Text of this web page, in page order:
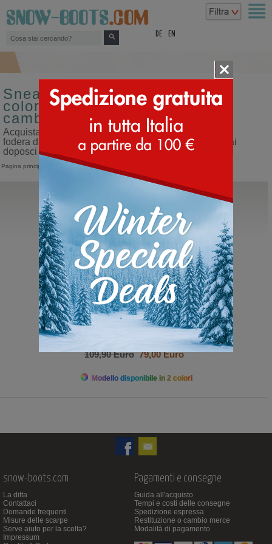
DE EN
Sneakers sportive da uomo
colore antracite fodera di
cambrelle in offerta
Acquista sneakers sportive da uomo colore antracite
fodera di cambrelle in offerta sul nostro sito dedicato ai
doposci
Pagina principale >Sneakers>
Tahoe Classic
Polacco con lacci da uomo sportivo
109,90 Euro79,00 Euro
Modello disponibile in 2 colori
snow-boots.com
La ditta
Contattaci
Domande frequenti
Misure delle scarpe
Serve aiuto per la scelta?
Impressum
Pagamenti e consegne
Guida all'acquisto
Tempi e costi delle consegne
Spedizione espressa
Restituzione o cambio merce
Modalità di pagamento